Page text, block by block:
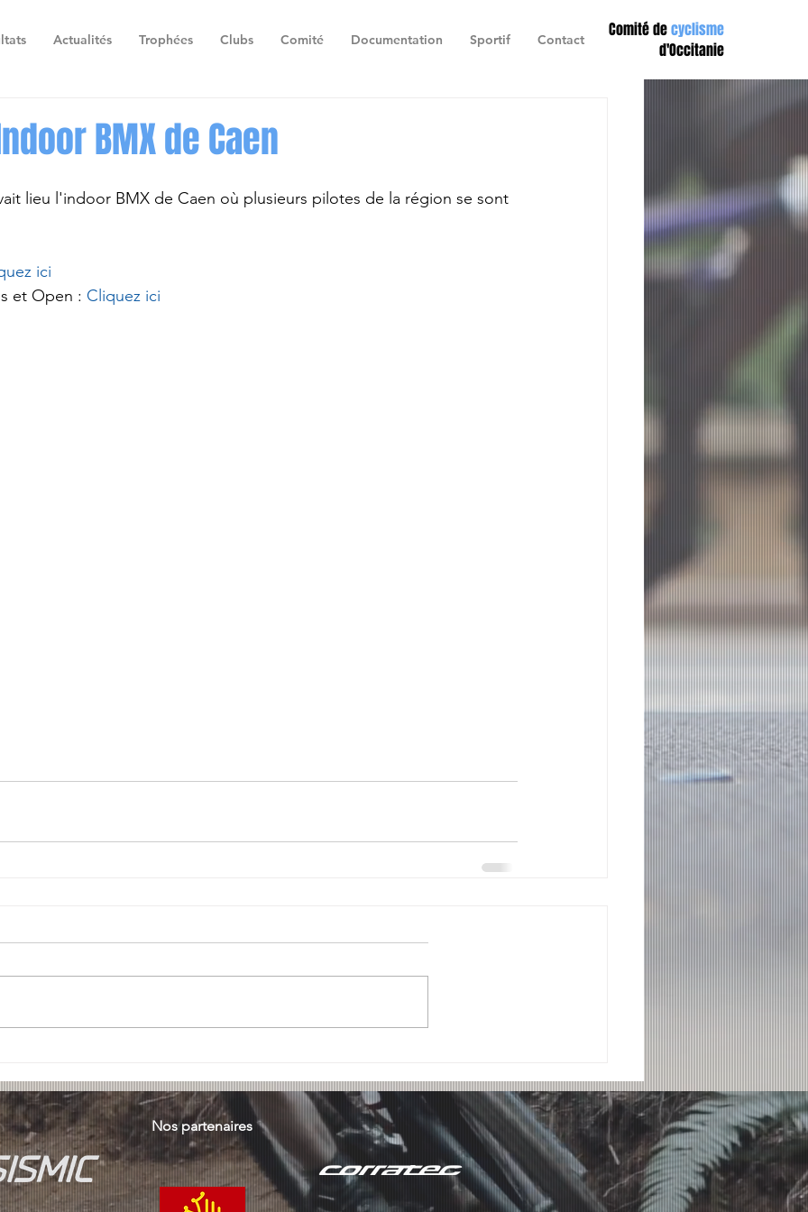
Actualités Trophées Clubs Comité Documentation Sportif Contact Comité decyclisme
d'Occitanie
BMX de Caen
lieu l'indoor BMX de Caen où plusieurs pilotes de la région se sont
ici
et Open : Cliquez ici
Nos partenaires